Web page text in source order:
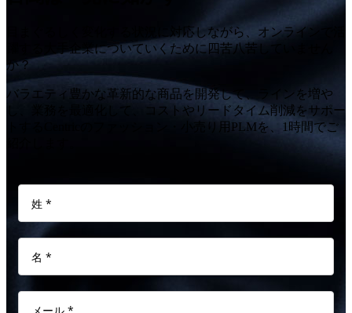
目まぐるしく変化する状況に対応しながら、オンラインで活
躍する大手企業についていくために四苦八苦していません
か？
バラエティ豊かな革新的な商品を開発して、ラインを増や
し、業務を最適化して、コストやリードタイム削減をサポー
トするCentricのファッション・小売り用PLMを、1時間でご